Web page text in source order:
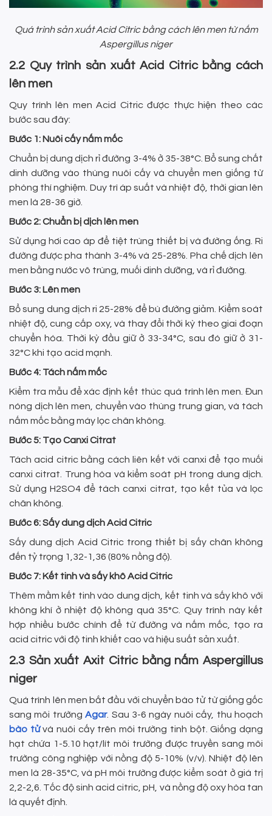
Quá trình sản xuất Acid Citric bằng cách lên men từ nấm
Aspergillus niger
2.2 Quy trình sản xuất Acid Citric bằng cách
lên men
Quy trình lên men Acid Citric được thực hiện theo các
bước sau đây:
Bước 1: Nuôi cấy nấm mốc
Chuẩn bị dung dịch rỉ đường 3-4% ở 35-38°C. Bổ sung chất
dinh dưỡng vào thùng nuôi cấy và chuyển men giống từ
phòng thí nghiệm. Duy trì áp suất và nhiệt độ, thời gian lên
men là 28-36 giờ.
Bước 2: Chuẩn bị dịch lên men
Sử dụng hơi cao áp để tiệt trùng thiết bị và đường ống. Ri
đường được pha thành 3-4% và 25-28%. Pha chế dịch lên
men bằng nước vô trùng, muối dinh dưỡng, và rỉ đường.
Bước 3: Lên men
Bổ sung dung dịch ri 25-28% để bù đường giảm. Kiểm soát
nhiệt độ, cung cấp oxy, và thay đổi thời kỳ theo giai đoạn
chuyển hóa. Thời kỳ đầu giữ ở 33-34°C, sau đó giữ ở 31-
32°C khi tạo acid mạnh.
Bước 4: Tách nấm mốc
Kiểm tra mẫu để xác định kết thúc quá trình lên men. Đun
nóng dịch lên men, chuyển vào thùng trung gian, và tách
nấm mốc bằng máy lọc chân không.
Bước 5: Tạo Canxi Citrat
Tách acid citric bằng cách liên kết với canxi để tạo muối
canxi citrat. Trung hòa và kiểm soát pH trong dung dịch.
Sử dụng H2SO4 để tách canxi citrat, tạo kết tủa và lọc
chân không.
Bước 6: Sấy dung dịch Acid Citric
Sấy dung dịch Acid Citric trong thiết bị sấy chân không
đến tỷ trọng 1,32-1,36 (80% nồng độ).
Bước 7: Kết tinh và sấy khô Acid Citric
Thêm mầm kết tinh vào dung dịch, kết tinh và sấy khô với
không khí ở nhiệt độ không quá 35°C. Quy trình này kết
hợp nhiều bước chính để từ đường và nấm mốc, tạo ra
acid citric với độ tinh khiết cao và hiệu suất sản xuất.
2.3 Sản xuất Axit Citric bằng nấm Aspergillus
niger
Quá trình lên men bắt đầu với chuyển bào tử từ giống gốc
sang môi trườngAgar. Sau 3-6 ngày nuôi cấy, thu hoạch
bào tửvà nuôi cấy trên môi trường tinh bột. Giống dạng
hạt chứa 1-5.10 hạt/lít môi trường được truyền sang môi
trường công nghiệp với nồng độ 5-10% (v/v). Nhiệt độ lên
men là 28-35°C, và pH môi trường được kiểm soát ở giá trị
2,2-2,6. Tốc độ sinh acid citric, pH, và nồng độ oxy hòa tan
là quyết định.